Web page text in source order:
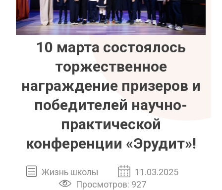
10 марта состоялось
торжественное
награждение призеров и
победителей научно-
практической
конференции «Эрудит»!
Жизнь школы
11.03.2025
Просмотров: 927